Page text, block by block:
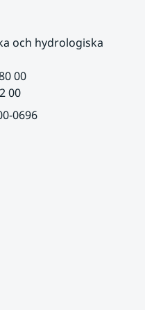
och hydrologiska
00
00
0696